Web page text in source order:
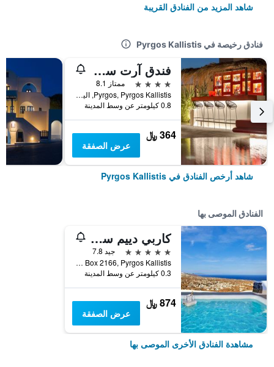
شاهد المزيد من الفنادق القريبة
فنادق رخيصة في Pyrgos Kallistis
فندق آرت سانتوريني
4 نجوم
ممتاز 8.1
Pyrgos, Pyrgos Kallistis, اليونان
0.8 كيلومتر عن وسط المدينة
364 ﷼
عرض الصفقة
شاهد أرخص الفنادق في Pyrgos Kallistis
الفنادق الموصى بها
كاربي دييم سانتوريني
5 نجوم
جيد 7.8
P.O. Box 2166, Pyrgos Kallistis, اليونان
0.3 كيلومتر عن وسط المدينة
874 ﷼
عرض الصفقة
مشاهدة الفنادق الأخرى الموصى بها